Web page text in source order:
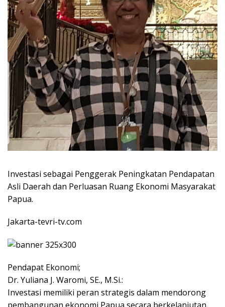
Investasi sebagai Penggerak Peningkatan Pendapatan
Asli Daerah dan Perluasan Ruang Ekonomi Masyarakat
Papua.
Jakarta-tevri-tv.com
Pendapat Ekonomi;
Dr. Yuliana J. Waromi, SE., M.Si.:
Investasi memiliki peran strategis dalam mendorong